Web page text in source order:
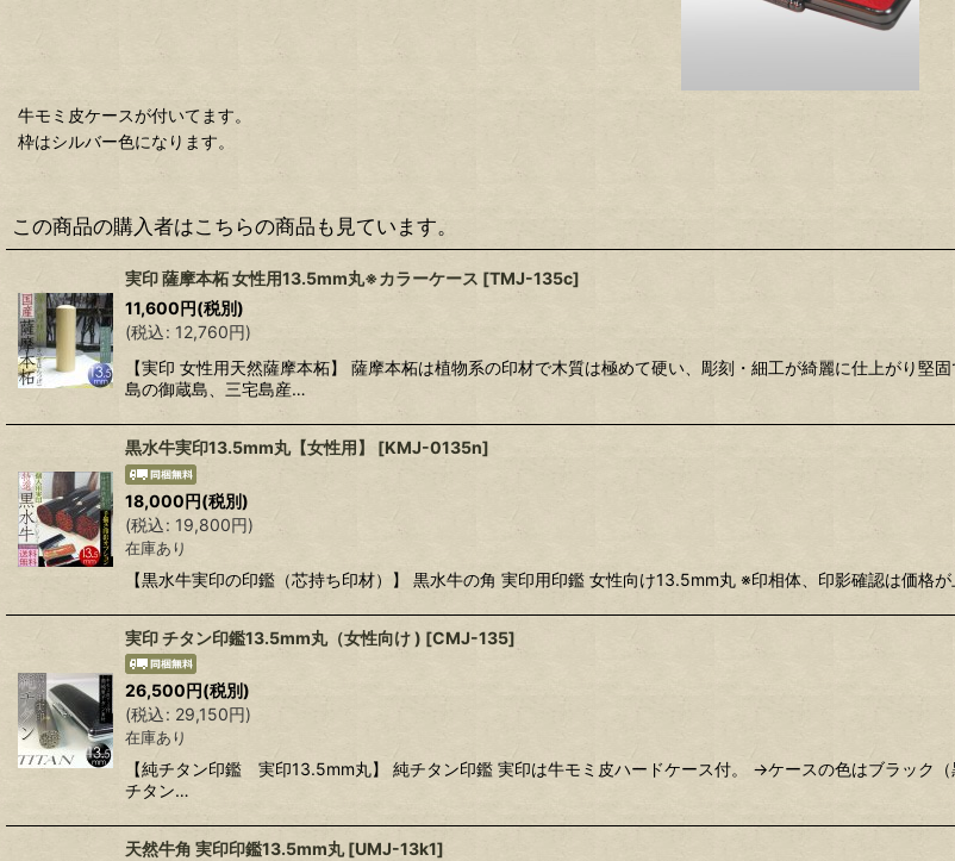
牛モミ皮ケースが付いてます。
枠はシルバー色になります。
この商品の購入者はこちらの商品も見ています。
実印 薩摩本柘 女性用13.5mm丸※カラーケース [TMJ-135c]
11,600円(税別)
(税込: 12,760円)
【実印 女性用天然薩摩本柘】 薩摩本柘は植物系の印材で木質は極めて硬い、彫刻・細工が綺麗に仕上がり
島の御蔵島、三宅島産…
黒水牛実印13.5mm丸【女性用】 [KMJ-0135n]
18,000円(税別)
(税込: 19,800円)
在庫あり
【黒水牛実印の印鑑（芯持ち印材）】 黒水牛の角 実印用印鑑 女性向け13.5mm丸 ※印相体、印影確認は価
実印 チタン印鑑13.5mm丸（女性向け ) [CMJ-135]
26,500円(税別)
(税込: 29,150円)
在庫あり
【純チタン印鑑 実印13.5mm丸】 純チタン印鑑 実印は牛モミ皮ハードケース付。 →ケースの色はブラック
チタン…
天然牛角 実印印鑑13.5mm丸 [UMJ-13k1]